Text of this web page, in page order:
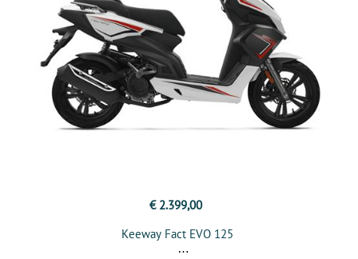
€ 2.399,00
Keeway Fact EVO 125